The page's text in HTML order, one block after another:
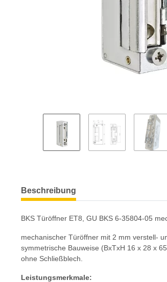
Beschreibung
BKS Türöffner ET8, GU BKS 6-35804-05
mechanischer Türöffner mit 2 mm verstell-
symmetrische Bauweise (BxTxH 16 x 28 x
ohne Schließblech.
Leistungsmerkmale: